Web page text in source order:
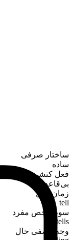
ساختار صرفی
ساده
فعل کنشی
بی‌قاعده
زمان حال
tell
سوم‌شخص مفرد
tells
وجه وصفی حال